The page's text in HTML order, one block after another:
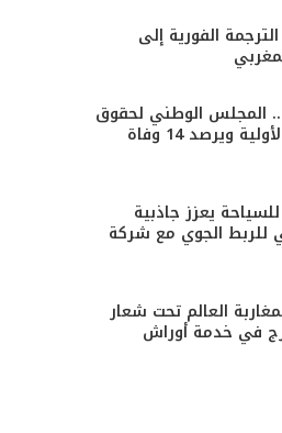
الفورية إلى
المجلس الوطني لحقوق
الإنسان يكشف خلاصاته الأولية ويرصد 14 وفاة
يعزز جاذبية
للربط الجوي مع شركة
العالم تحت شعار
في خدمة أوراش